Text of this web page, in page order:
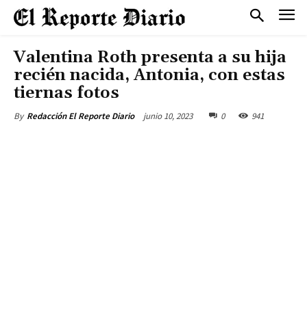
Valentina Roth presenta a su hija
recién nacida, Antonia, con estas
tiernas fotos
By Redacción El Reporte Diario junio 10, 2023 0 941